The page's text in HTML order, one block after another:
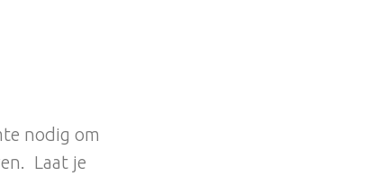
nodig om
Laat je